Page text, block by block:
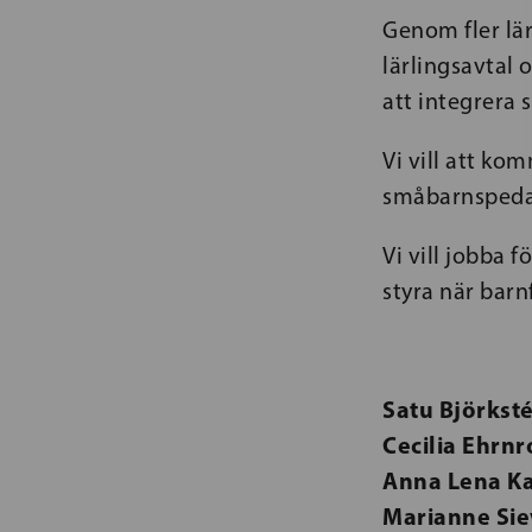
Genom fler
lärlingsavtal
att integrera
Vi vill att
Vi vill jobba
styra när
Satu
Cecilia
Anna Lena
Marianne